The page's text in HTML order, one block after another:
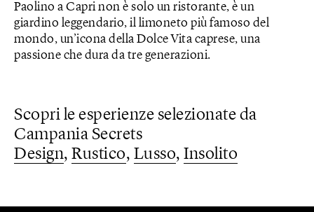
Paolino a Capri non è solo un ristorante, è un
giardino leggendario, il limoneto più famoso del
mondo, un’icona della Dolce Vita caprese, una
passione che dura da tre generazioni.
Scopri le esperienze selezionate da
Campania Secrets
Design Rustico Lusso Insolito